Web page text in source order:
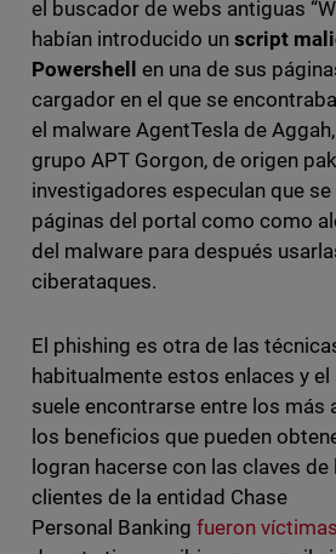
el buscador de webs antiguas
habían introducido un script
Powershell
en una de sus
cargador en el que se encontraba
el malware AgentTesla de
grupo APT Gorgon, de origen
investigadores especulan que
páginas del portal como como
del malware para después
ciberataques.
El phishing es otra de las
habitualmente estos enlaces y
suele encontrarse entre los más
los beneficios que pueden
logran hacerse con las claves
clientes de la entidad Chase
Personal Banking fueron víctimas